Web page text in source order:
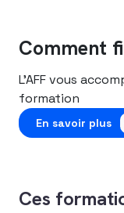
Comment
L’AFF vous
formation
En savoir plus
Ces